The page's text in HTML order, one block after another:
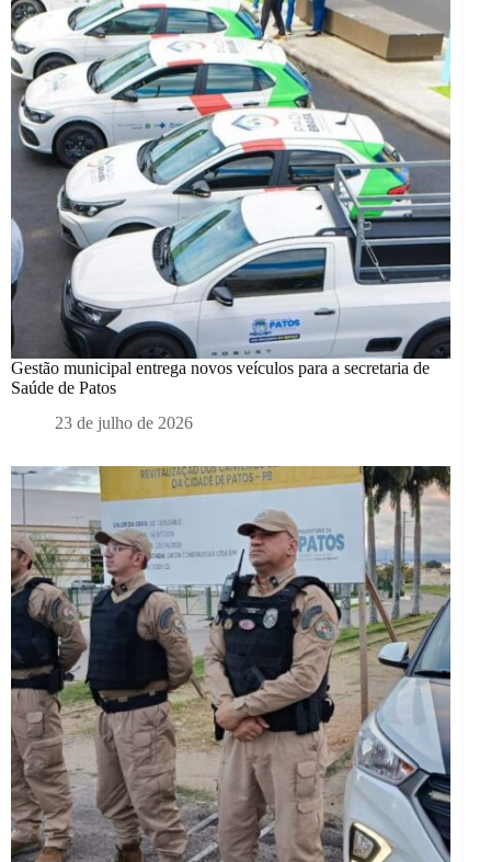
Gestão municipal entrega novos veículos para a secretaria de
Saúde de Patos
23 de julho de 2026